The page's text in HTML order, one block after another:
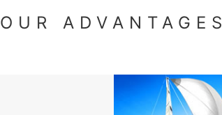
OUR ADVANTAGES